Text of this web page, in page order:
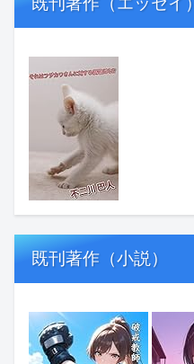
既刊著作（小説）